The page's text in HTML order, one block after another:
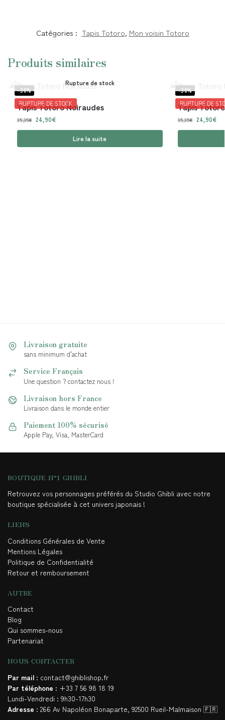
Catégories : Tapis Totoro, Mon voisin Totoro
Produits similaires
-30%
RUPTURE DE STOCK
Rupture de stock
Tapis Totoro Noiraudes
35,35€ 24,90€
Lire la suite
-30%
RUPTURE DE
Tapis
35,35€ 24,90€
Livraison gratuite
sans minimum d'achat
Service Français
Une question ? contactez nous !
Livraison hors France
Livraison dans le monde entier
Paiement 100% sécurisé
Apple Pay, Visa, MasterCard
BOUTIQUE N°1 GHIBLI
Retrouvez vos personnages préférés du Studio Ghibli avec notre
boutique spécialisée à cet univers japonais !
LIENS
Conditions Générales de Vente
Mentions Légales
Politique de Confidentialité
Retour et remboursement
AUTRE
Contact
Blog
Qui sommes-nous
Partenariat
NOUS CONTACTER
Par mail : contact@ghiblishop.fr
Par téléphone : +33 7 56 98 18 19
Lundi-Vendredi : 9h30-17h30
Adresse : 266 Av Napoléon Bonaparte, 92500 Rueil-Malmaison 🇫🇷